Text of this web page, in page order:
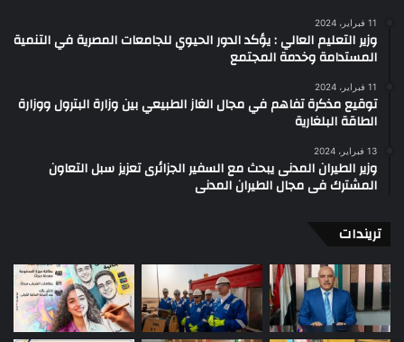
11 فبراير، 2024
وزير التعليم العالي : يؤكد الدور الحيوي للجامعات المصرية في التنمية
المستدامة وخدمة المجتمع
11 فبراير، 2024
توقيع مذكرة تفاهم في مجال الغاز الطبيعي بين وزارة البترول ووزارة
الطاقة البلغارية
13 فبراير، 2024
وزير الطيران المدنى يبحث مع السفير الجزائرى تعزيز سبل التعاون
المشترك فى مجال الطيران المدنى
تريندات